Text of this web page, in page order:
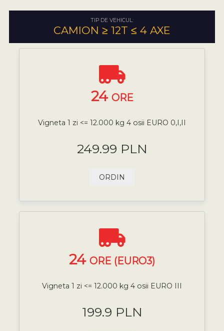
TIP DE VEHICUL:
CAMION ≥ 12T ≤ 4 AXE
24 ORE
Vigneta 1 zi <= 12.000 kg 4 osii EURO 0,I,II
249.99 PLN
ORDIN
24 ORE (EURO3)
Vigneta 1 zi <= 12.000 kg 4 osii EURO III
199.9 PLN